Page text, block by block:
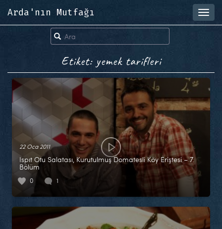
Arda'nın Mutfağı
Etiket: yemek tarifleri
22 Oca 2011
Ispıt Otu Salatası, Kurutulmuş Domatesli Köy Eriştesi – 7.
Bölüm
0 1